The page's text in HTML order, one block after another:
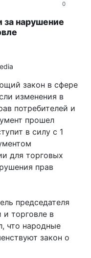
0
за нарушение
закон в сфере
изменения в
потребителей и
прошел
в силу с 1
для торговых
прав
председателя
торговле в
что народные
закон о